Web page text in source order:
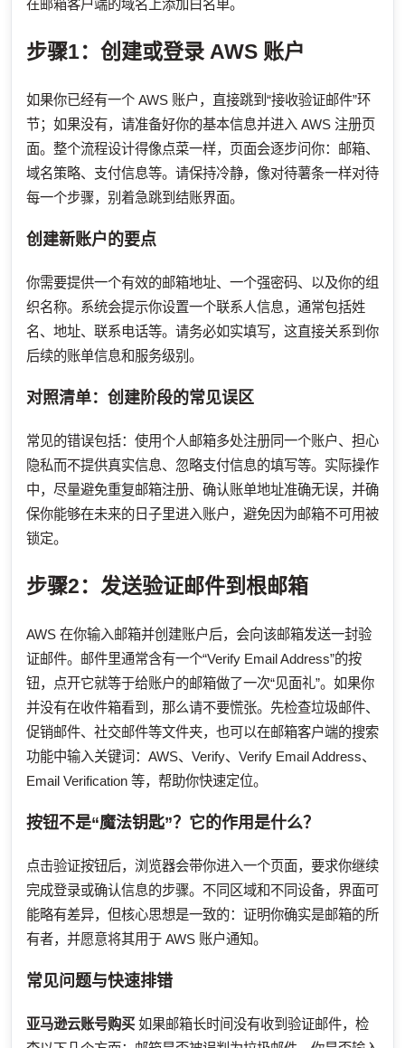
在邮箱客户端的域名上添加白名单。
步骤1：创建或登录 AWS 账户
如果你已经有一个 AWS 账户，直接跳到“接收验证邮件”环
节；如果没有，请准备好你的基本信息并进入 AWS 注册页
面。整个流程设计得像点菜一样，页面会逐步问你：邮箱、
域名策略、支付信息等。请保持冷静，像对待薯条一样对待
每一个步骤，别着急跳到结账界面。
创建新账户的要点
你需要提供一个有效的邮箱地址、一个强密码、以及你的组
织名称。系统会提示你设置一个联系人信息，通常包括姓
名、地址、联系电话等。请务必如实填写，这直接关系到你
后续的账单信息和服务级别。
对照清单：创建阶段的常见误区
常见的错误包括：使用个人邮箱多处注册同一个账户、担心
隐私而不提供真实信息、忽略支付信息的填写等。实际操作
中，尽量避免重复邮箱注册、确认账单地址准确无误，并确
保你能够在未来的日子里进入账户，避免因为邮箱不可用被
锁定。
步骤2：发送验证邮件到根邮箱
AWS 在你输入邮箱并创建账户后，会向该邮箱发送一封验
证邮件。邮件里通常含有一个“Verify Email Address”的按
钮，点开它就等于给账户的邮箱做了一次“见面礼”。如果你
并没有在收件箱看到，那么请不要慌张。先检查垃圾邮件、
促销邮件、社交邮件等文件夹，也可以在邮箱客户端的搜索
功能中输入关键词：AWS、Verify、Verify Email Address、
Email Verification 等，帮助你快速定位。
按钮不是“魔法钥匙”？它的作用是什么？
点击验证按钮后，浏览器会带你进入一个页面，要求你继续
完成登录或确认信息的步骤。不同区域和不同设备，界面可
能略有差异，但核心思想是一致的：证明你确实是邮箱的所
有者，并愿意将其用于 AWS 账户通知。
常见问题与快速排错
亚马逊云账号购买 如果邮箱长时间没有收到验证邮件，检